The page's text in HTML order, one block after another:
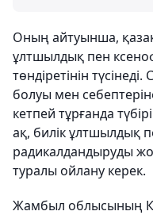
Оның айтуынша,
ұлтшылдық пен
төндіретінін
болуы мен
кетпей тұрғанда
ақ, билік ұлтшылдық
радикалдандыруды
туралы ойлану керек.
Жамбыл облысының